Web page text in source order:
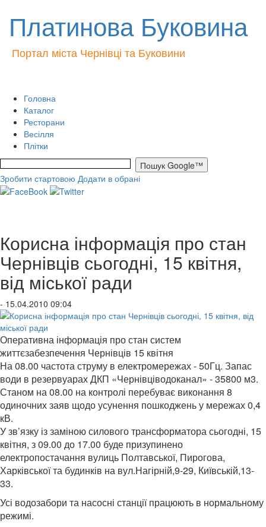
Платинова Буковина
Портал міста Чернівці та Буковини
Головна
Каталог
Ресторани
Весілля
Плітки
Зробити стартовою Додати в обрані
Корисна інформація про стан
Чернівців сьогодні, 15 квітня,
від міської ради
- 15.04.2010 09:04
Оперативна інформація про стан систем
життєзабезпечення Чернівців 15 квітня
На 08.00 частота струму в електромережах - 50Гц. Запас
води в резервуарах ДКП «Чернівціводоканал» - 35800 м3.
Станом на 08.00 на контролі перебуває виконання 8
одиночних заяв щодо усунення пошкоджень у мережах 0,4
кВ.
У зв’язку із заміною силового трансформатора сьогодні, 15
квітня, з 09.00 до 17.00 буде призупинено
електропостачання вулиць Полтавської, Пирогова,
Харківської та будинків на вул.Нагірній,9-29, Київській,13-
33.
Усі водозабори та насосні станції працюють в нормальному
режимі.